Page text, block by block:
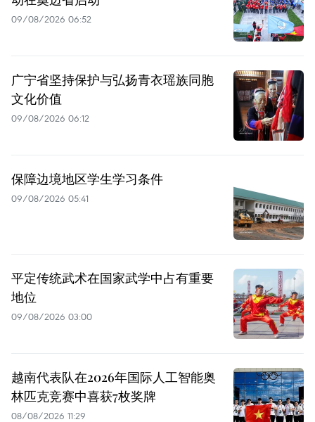
09/08/2026 06:52
广宁省坚持保护与弘扬青衣瑶族同胞
文化价值
09/08/2026 06:12
保障边境地区学生学习条件
09/08/2026 05:41
平定传统武术在国家武学中占有重要
地位
09/08/2026 03:00
越南代表队在2026年国际人工智能奥
林匹克竞赛中喜获7枚奖牌
08/08/2026 11:29